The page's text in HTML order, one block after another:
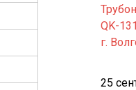
QK-
г.
25